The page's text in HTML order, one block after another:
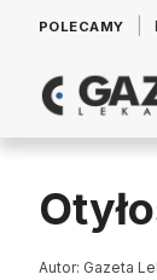
POLECAMY
Autor: Gazeta